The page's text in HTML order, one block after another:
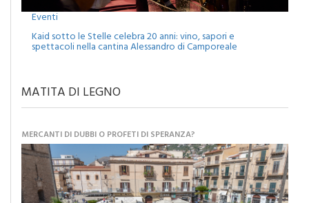
Eventi
Kaid sotto le Stelle celebra 20 anni: vino, sapori e
spettacoli nella cantina Alessandro di Camporeale
MATITA DI LEGNO
MERCANTI DI DUBBI O PROFETI DI SPERANZA?